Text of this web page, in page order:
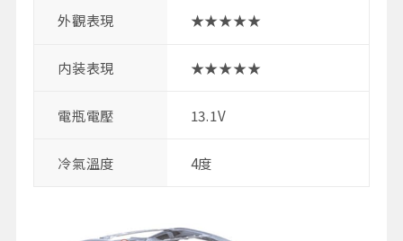
外觀表現 ★★★★★
内装表現 ★★★★★
電瓶電壓 13.1V
冷氣溫度 4度